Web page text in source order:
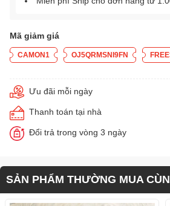
Mã giảm giá
CAMON1 OJ5QRMSNI9FN
Ưu đãi mỗi ngày
Thanh toán tại nhà
Đổi trả trong vòng 3 ngày
SẢN PHẨM THƯỜNG MUA